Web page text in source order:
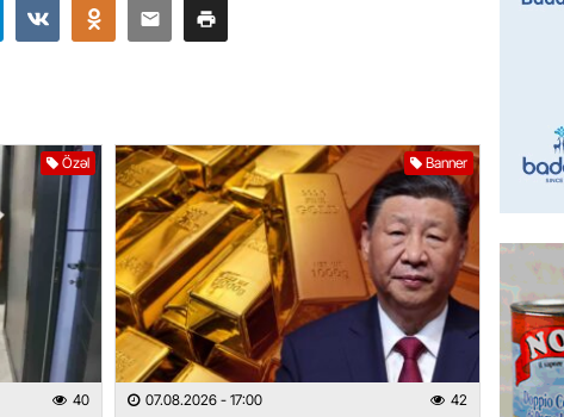
Özəl
40
Banner
07.08.2026 - 17:00 42
Aytən
GÜNDƏM
HADISƏ
şəxs